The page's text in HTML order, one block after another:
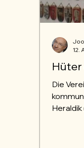
Hüter
Die
Heraldik
12.